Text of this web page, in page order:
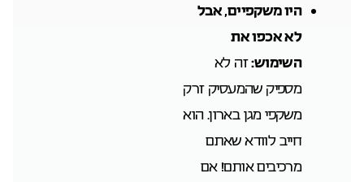
היו משקפיים, אבל
לא אכפו את
השימוש:זה לא
מספיק שהמעסיק זרק
משקפי מגן בארון. הוא
חייב לוודא שאתם
מרכיבים אותם! אם